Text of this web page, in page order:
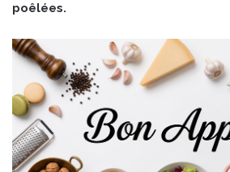
poêlées.